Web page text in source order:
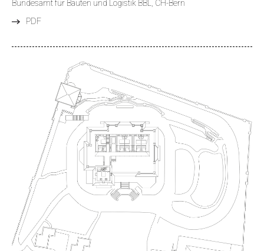
Bundesamt für Bauten und Logistik BBL, CH-Bern
PDF